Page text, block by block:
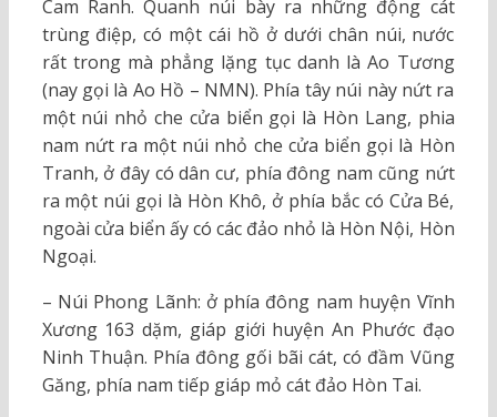
Cam Ranh. Quanh núi bày ra những động cát
trùng điệp, có một cái hồ ở dưới chân núi, nước
rất trong mà phẳng lặng tục danh là Ao Tương
(nay gọi là Ao Hồ – NMN). Phía tây núi này nứt ra
một núi nhỏ che cửa biển gọi là Hòn Lang, phia
nam nứt ra một núi nhỏ che cửa biển gọi là Hòn
Tranh, ở đây có dân cư, phía đông nam cũng nứt
ra một núi gọi là Hòn Khô, ở phía bắc có Cửa Bé,
ngoài cửa biển ấy có các đảo nhỏ là Hòn Nội, Hòn
Ngoại.
– Núi Phong Lãnh: ở phía đông nam huyện Vĩnh
Xương 163 dặm, giáp giới huyện An Phước đạo
Ninh Thuận. Phía đông gối bãi cát, có đầm Vũng
Găng, phía nam tiếp giáp mỏ cát đảo Hòn Tai.